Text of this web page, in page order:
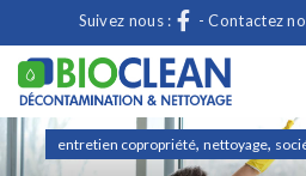
Suivez nous : - Contactez
entretien copropriété, nettoyage,